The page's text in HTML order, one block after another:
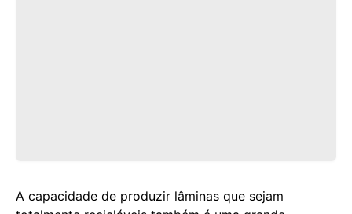
A capacidade de produzir lâminas que sejam